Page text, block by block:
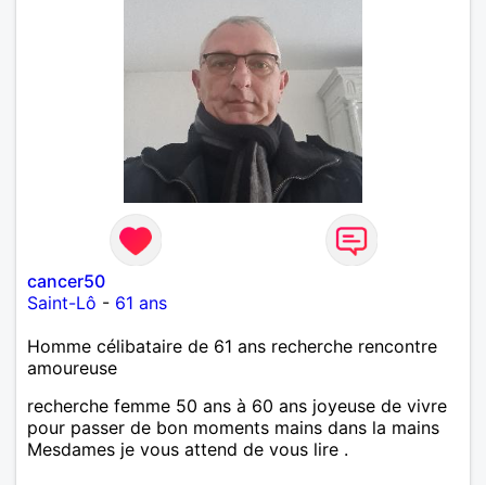
cancer50
Saint-Lô - 61 ans
Homme célibataire de 61 ans recherche rencontre
amoureuse
recherche femme 50 ans à 60 ans joyeuse de vivre
pour passer de bon moments mains dans la mains
Mesdames je vous attend de vous lire .